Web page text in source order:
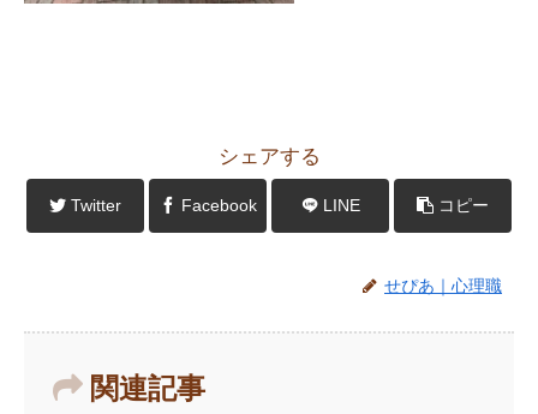
シェアする
Twitter Facebook LINE コピー
せぴあ｜心理職
関連記事